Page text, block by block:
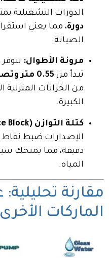
الدورات التشغيلية
دورة، مما يعني
الصيانة.
مرونة الأطوال:
تبدأ من 0.55 متر وتصل إلى 10 أمتار
من الخزانات
الكبيرة.
كتلة التوازن (Balance Block):
الإصدارات ضبط
دقيقة، مما يمنحك
المياه.
الماركات الأخرى